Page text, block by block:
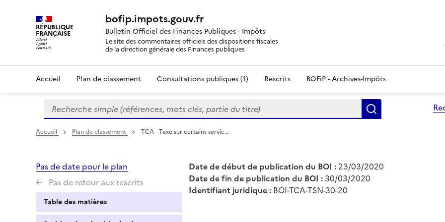
RÉPUBLIQUE
FRANÇAISE
bofip.impots.gouv.fr
Bulletin Officiel des Finances Publiques - Impôts
Le site des commentaires officiels des dispositions fiscales
de la direction générale des Finances publiques
Accueil Plan de classement Consultations publiques (1) Rescrits BOFiP - Archives-Impôts
Formulaire
de
recherche
Recherche simple (références, mots clés, partie du titre)
Accueil Plan de classement TCA - Taxe sur certains servic…
Pas de date pour le plan
Pas de retour aux rescrits
Table des matières
Date de début de publication du BOI : 23/03/2020
Date de fin de publication du BOI : 30/03/2020
Identifiant juridique : BOI-TCA-TSN-30-20